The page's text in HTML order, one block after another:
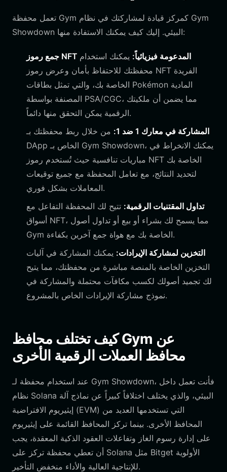
تعمل محفظة Gym كمركز قيادة لمشاركتك في نظام Gym
Showdown البيئي. إليك كيف يمكنك الاستفادة منها:
جمع رموز NFT المدعومة فيزيائياً: يمكنك استخدام
محفظتك للاحتفاظ بأمان وعرض رموز NFT الفريدة
الخاصة بك، والتي تمثل بطاقات Pokémon المادية
المصنفة بواسطة PSA/CGC، مما يضمن أن ملكيتك
الرقمية يمكن التحقق منها دائماً.
المشاركة في معارك 1 ضد 1:
من خلال ربط محفظتك بـ
DApp الخاص بـ Gym Showdown، يمكنك الانخراط في
مباريات تنافسية حيث تُستخدم رموز NFT الخاصة بك
لتحديد النتائج، مع تعامل المحفظة مع جميع توقيعات
المعاملات بشكل فوري.
تداول المقتنيات الرقمية: تتيح لك المحفظة التفاعل مع
أسواق NFT، مما يسمح لك بشراء أو بيع أو تداول أصول
Gym الخاصة بك مع هواة جمع آخرين بكفاءة.
التخزين لمشاركة الإيرادات: يمكنك المشاركة في آليات
التخزين الخاصة بالمنصة مباشرة من محفظتك، مما يتيح
لك تجميد أصولك لكسب مكافآت محتملة والمشاركة في
نموذج مشاركة الإيرادات الخاص بالمشروع.
كيف تختلف محافظ Gym عن
محافظ العملات الرقمية الأخرى
عند استخدام محفظة لـ Gym Showdown، فأنت تعمل داخل
نظام Solana البيئي، والذي يختلف اختلافاً كبيراً عن نماذج آلة
إيثيريوم الافتراضية (EVM) التي تستخدمها العديد من
المحافظ الأخرى. بينما تركز المحافظ القائمة على إيثيريوم
على إدارة رسوم الغاز وتفاعلات العقود الذكية المعقدة، يجب
أن تعطي محفظة تركز على Solana مثل Bitget الأولوية
للإنتاجية العالية والأداء منخفض التأخير.